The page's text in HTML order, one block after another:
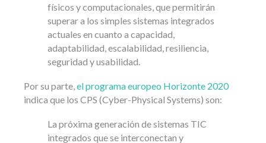
físicos y computacionales, que permitirán
superar a los simples sistemas integrados
actuales en cuanto a capacidad,
adaptabilidad, escalabilidad, resiliencia,
seguridad y usabilidad.
Por su parte,el programa europeo Horizonte 2020
indica que los CPS (Cyber-Physical Systems) son:
La próxima generación de sistemas TIC
integrados que se interconectan y